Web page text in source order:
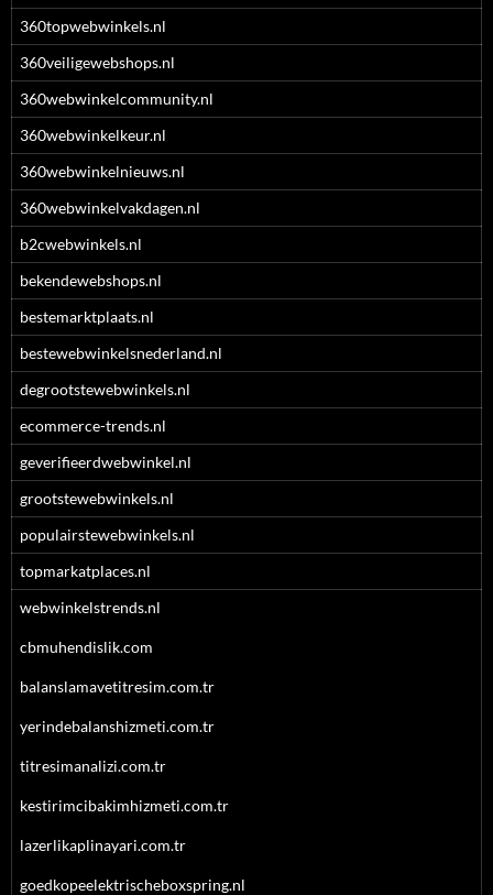
360topwebwinkels.nl
360veiligewebshops.nl
360webwinkelcommunity.nl
360webwinkelkeur.nl
360webwinkelnieuws.nl
360webwinkelvakdagen.nl
b2cwebwinkels.nl
bekendewebshops.nl
bestemarktplaats.nl
bestewebwinkelsnederland.nl
degrootstewebwinkels.nl
ecommerce-trends.nl
geverifieerdwebwinkel.nl
grootstewebwinkels.nl
populairstewebwinkels.nl
topmarkatplaces.nl
webwinkelstrends.nl
cbmuhendislik.com
balanslamavetitresim.com.tr
yerindebalanshizmeti.com.tr
titresimanalizi.com.tr
kestirimcibakimhizmeti.com.tr
lazerlikaplinayari.com.tr
goedkopeelektrischeboxspring.nl